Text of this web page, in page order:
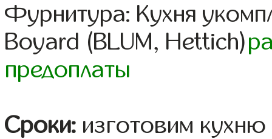
Фурнитура: Кухня
Boyard (BLUM, Hettich)
предоплаты
Сроки: изготовим